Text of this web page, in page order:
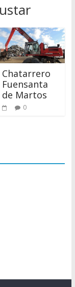
Chatarrero
Fuensanta
de Martos
0